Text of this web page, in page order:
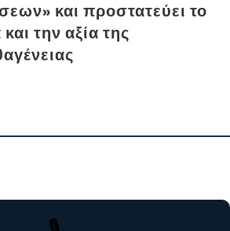
και προστατεύει το
την αξία της